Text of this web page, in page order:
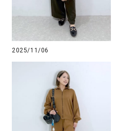
2025/11/06